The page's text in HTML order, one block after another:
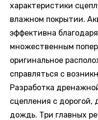
характеристики
влажном покрытии.
эффективна
множественным
оригинальное
справляться с
Разработка
сцепления с
дождь. Три главных